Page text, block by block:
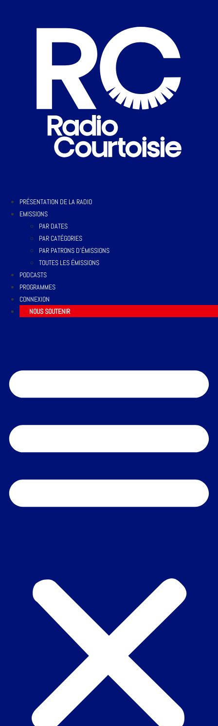
PRÉSENTATION DE LA RADIO
EMISSIONS
PAR DATES
PAR CATÉGORIES
PAR PATRONS D’ÉMISSIONS
TOUTES LES ÉMISSIONS
PODCASTS
PROGRAMMES
CONNEXION
NOUS SOUTENIR